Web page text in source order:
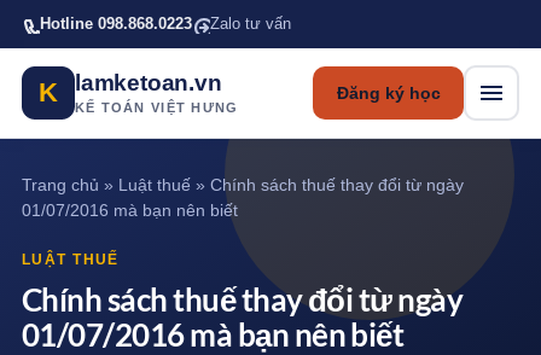
Bỏ qua tới nội dung chính
Hotline 098.868.0223 Zalo tư vấn
K lamketoan.vn
KẾ TOÁN VIỆT HƯNG
Đăng ký học
Trang chủ » Luật thuế » Chính sách thuế thay đổi từ ngày
01/07/2016 mà bạn nên biết
LUẬT THUẾ
Chính sách thuế thay đổi từ ngày
01/07/2016 mà bạn nên biết